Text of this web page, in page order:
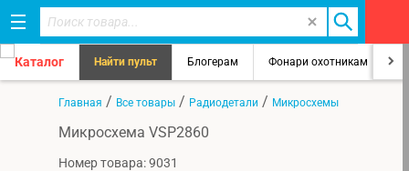
Каталог Найти пульт Блогерам Фонари охотникам
Главная / Все товары / Радиодетали / Микросхемы
Микросхема VSP2860
Номер товара: 9031